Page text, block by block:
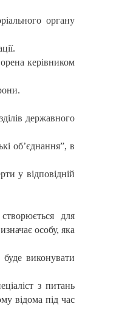
органу
керівником
державного
об’єднання”, в
у відповідній
для
особу, яка
виконувати
з питань
відома під час